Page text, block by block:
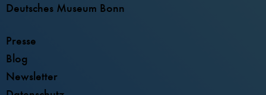
Deutsches Museum Bonn
Presse
Blog
Newsletter